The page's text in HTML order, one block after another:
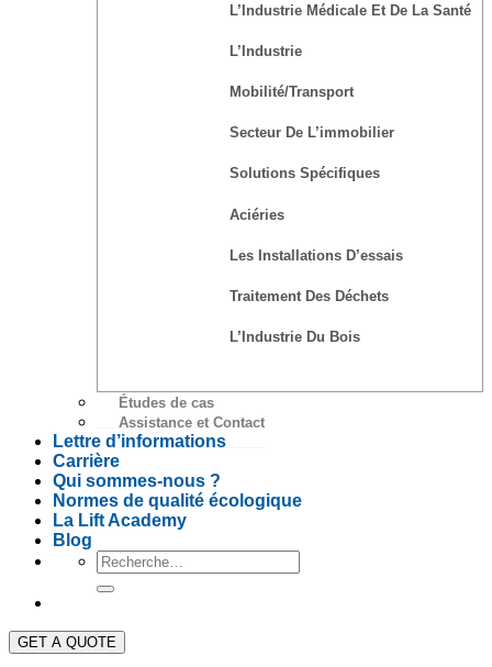
L’Industrie Médicale Et De La Santé
L’Industrie
Mobilité/transport
Secteur De L’immobilier
Solutions Spécifiques
Aciéries
Les Installations D’essais
Traitement Des Déchets
L’Industrie Du Bois
Études de cas
Assistance et Contact
Lettre d’informations
Carrière
Qui sommes-nous ?
Normes de qualité écologique
La Lift Academy
Blog
GET A QUOTE